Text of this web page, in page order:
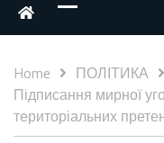
Home
ПОЛІТИКА
Підписання мирної
територіальних